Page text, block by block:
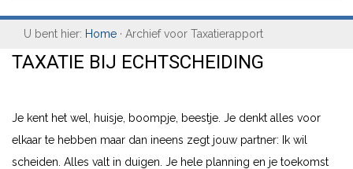
U bent hier: Home · Archief voor Taxatierapport
TAXATIE BIJ ECHTSCHEIDING
Je kent het wel, huisje, boompje, beestje. Je denkt alles voor
elkaar te hebben maar dan ineens zegt jouw partner: Ik wil
scheiden. Alles valt in duigen. Je hele planning en je toekomst